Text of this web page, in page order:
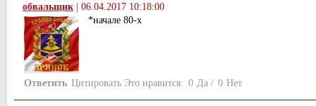
обвальщик
06.04.2017 10:18:00
*начале 80-х
Ответить Цитировать Это нравится: 0 Да / 0 Нет